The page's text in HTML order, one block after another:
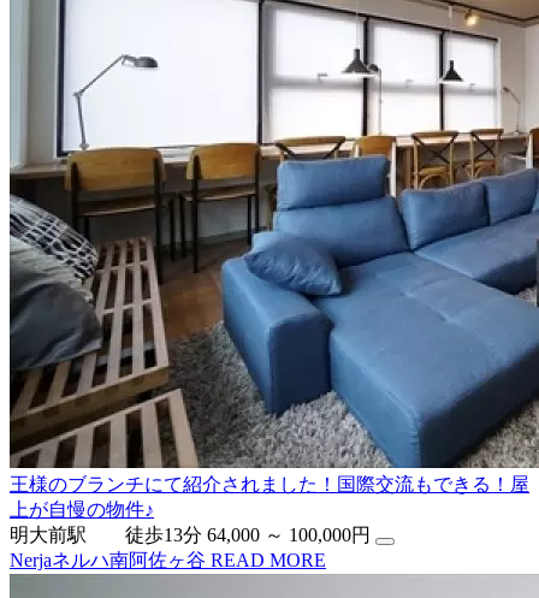
王様のブランチにて紹介されました！国際交流もできる！屋
上が自慢の物件♪
明大前駅 徒歩13分 64,000 ～ 100,000円
Nerjaネルハ南阿佐ヶ谷 READ MORE